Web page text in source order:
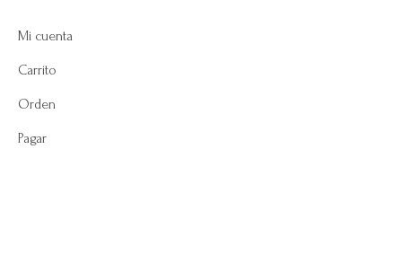
Mi cuenta
Carrito
Orden
Pagar